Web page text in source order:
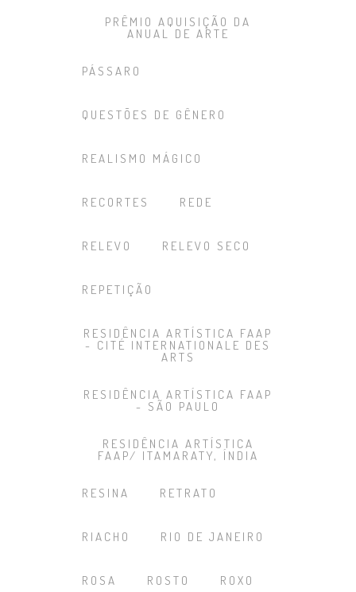
PRÊMIO AQUISIÇÃO DA
ANUAL DE ARTE
PÁSSARO
QUESTÕES DE GÊNERO
REALISMO MÁGICO
RECORTES REDE
RELEVO RELEVO SECO
REPETIÇÃO
RESIDÊNCIA ARTÍSTICA FAAP
- CITÉ INTERNATIONALE DES
ARTS
RESIDÊNCIA ARTÍSTICA FAAP
- SÃO PAULO
RESIDÊNCIA ARTÍSTICA
FAAP/ ITAMARATY, ÍNDIA
RESINA RETRATO
RIACHO RIO DE JANEIRO
ROSA ROSTO ROXO